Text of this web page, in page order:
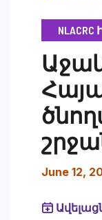
June 12,